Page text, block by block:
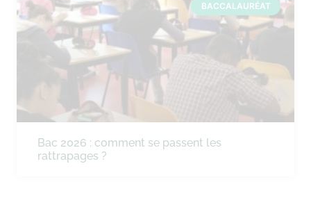
BACCALAURÉAT
Bac 2026 : comment se passent les
rattrapages ?